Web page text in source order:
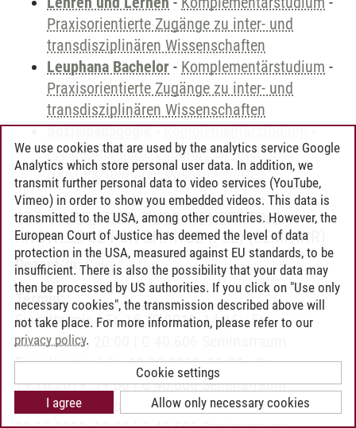
Praxisorientierte Zugänge zu inter- und
transdisziplinären Wissenschaften
Leuphana Bachelor - Komplementärstudium -
Praxisorientierte Zugänge zu inter- und
transdisziplinären Wissenschaften
Sozialpädagogik-Komplementärstudium-
Praxisorientierte Zugänge zu inter- und
transdisziplinären Wissenschaften
SDG SIMULATION HUBS: GENERATING
KNOWLEDGE FOR CHANGE (FSL) (SEMINAR)
Dozent/in: Céline Artal
Termin:
Einzeltermin | Fr, 18.10.2019, 14:15 - Fr,
18.10.2019, 20:00 | C 40.606 Seminarraum
Einzeltermin | Sa, 19.10.2019, 11:00 - Sa,
19.10.2019, 19:00 | C 40.606 Seminarraum
Einzeltermin | So, 20.10.2019, 11:00 - So,
We use cookies that are used by the analytics service Google
Analytics which store personal user data. In addition, we
transmit further personal data to video services (YouTube,
Vimeo) in order to show you embedded videos. This data is
transmitted to the USA, among other countries. However, the
European Court of Justice has deemed the level of data
protection in the USA, measured against EU standards, to be
insufficient. There is also the possibility that your data may
then be processed by US authorities. If you click on "Use only
necessary cookies", the transmission described above will
not take place. For more information, please refer to our
privacy policy.
Cookie settings
Allow only necessary cookies
I agree